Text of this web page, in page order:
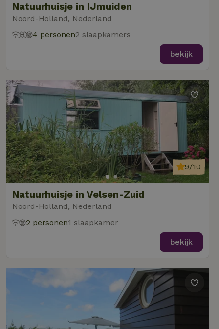
Natuurhuisje in IJmuiden
Noord-Holland, Nederland
4 personen2 slaapkamers
bekijk
Natuurhuisje in Velsen-Zuid
Noord-Holland, Nederland
9/10
2 personen1 slaapkamer
bekijk